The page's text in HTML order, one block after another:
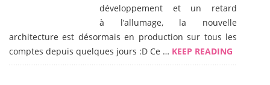
développement et un retard
à l’allumage, la nouvelle
architecture est désormais en production sur tous les
comptes depuis quelques jours :D Ce … KEEP READING